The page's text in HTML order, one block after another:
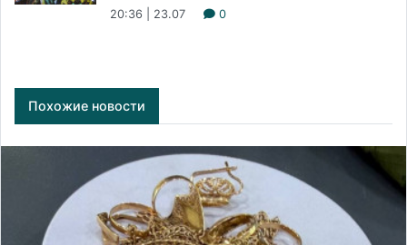
20:36 | 23.07 0
Похожие новости